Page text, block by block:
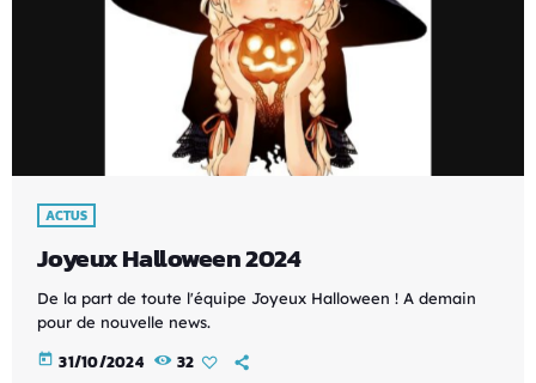
ACTUS
Joyeux Halloween 2024
De la part de toute l'équipe Joyeux Halloween ! A demain
pour de nouvelle news.
today 31/10/2024 32